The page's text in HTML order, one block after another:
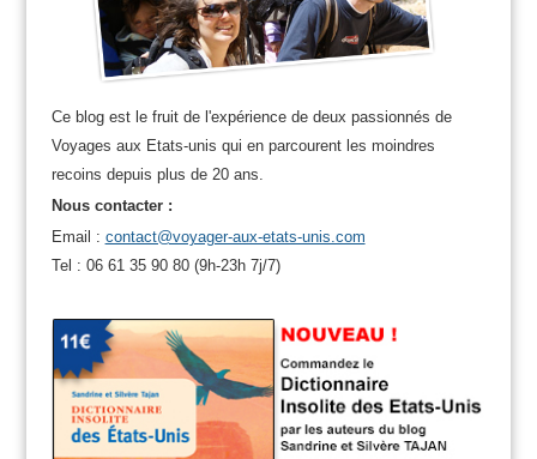
Ce blog est le fruit de l'expérience de deux passionnés de
Voyages aux Etats-unis qui en parcourent les moindres
recoins depuis plus de 20 ans.
Nous contacter :
Email : contact@voyager-aux-etats-unis.com
Tel : 06 61 35 90 80 (9h-23h 7j/7)